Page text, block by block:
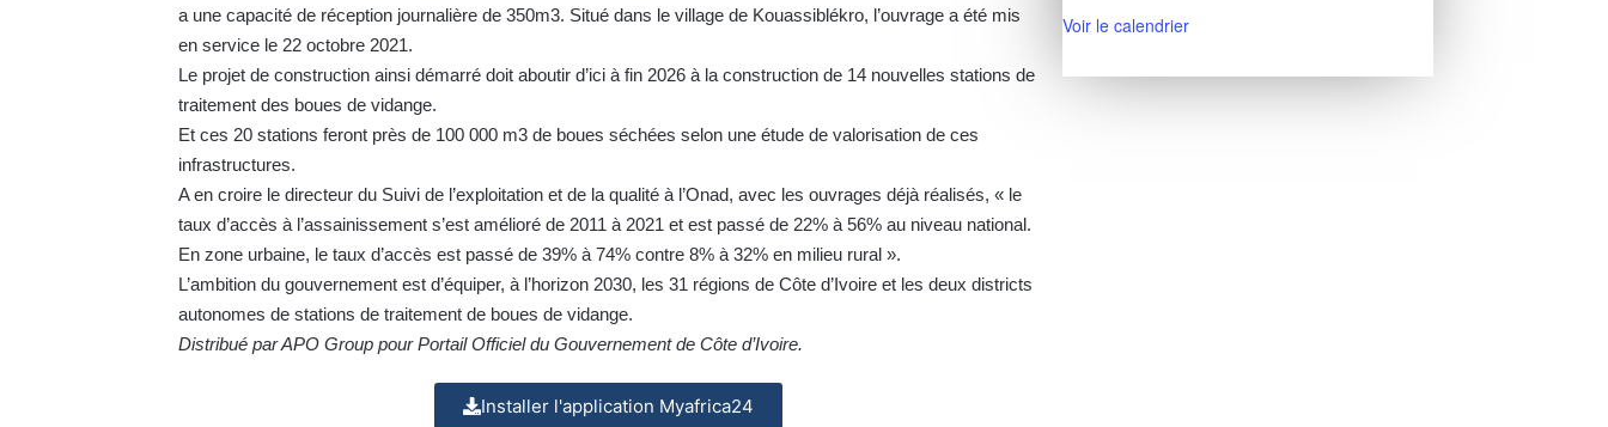
a une capacité de réception journalière de 350m3. Situé dans le village de Kouassiblékro, l’ouvrage a été mis
en service le 22 octobre 2021.
Le projet de construction ainsi démarré doit aboutir d’ici à fin 2026 à la construction de 14 nouvelles stations de
traitement des boues de vidange.
Et ces 20 stations feront près de 100 000 m3 de boues séchées selon une étude de valorisation de ces
infrastructures.
A en croire le directeur du Suivi de l’exploitation et de la qualité à l’Onad, avec les ouvrages déjà réalisés, « le
taux d’accès à l’assainissement s’est amélioré de 2011 à 2021 et est passé de 22% à 56% au niveau national.
En zone urbaine, le taux d’accès est passé de 39% à 74% contre 8% à 32% en milieu rural ».
L’ambition du gouvernement est d’équiper, à l’horizon 2030, les 31 régions de Côte d’Ivoire et les deux districts
autonomes de stations de traitement de boues de vidange.
Distribué par APO Group pour Portail Officiel du Gouvernement de Côte d’Ivoire.
Installer l'application Myafrica24
Voir le calendrier